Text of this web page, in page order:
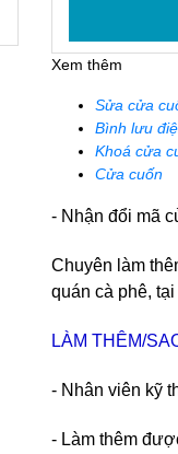
Xem thêm
Sửa cửa
Bình lưu
Khoá cửa
Cửa cuốn
- Nhận đổi mã
Chuyên làm
quán cà phê,
LÀM THÊM/
- Nhân viên kỹ
- Làm thêm